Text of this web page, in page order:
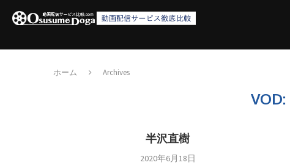
ホーム Archives
VOD:
半沢直樹
2020年6月18日